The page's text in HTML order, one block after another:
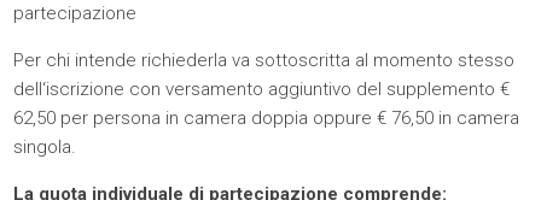
partecipazione
Per chi intende richiederla va sottoscritta al momento stesso
dell‘iscrizione con versamento aggiuntivo del supplemento €
62,50 per persona in camera doppia oppure € 76,50 in camera
singola.
La quota individuale di partecipazione comprende: